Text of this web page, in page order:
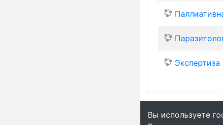
Вы используете